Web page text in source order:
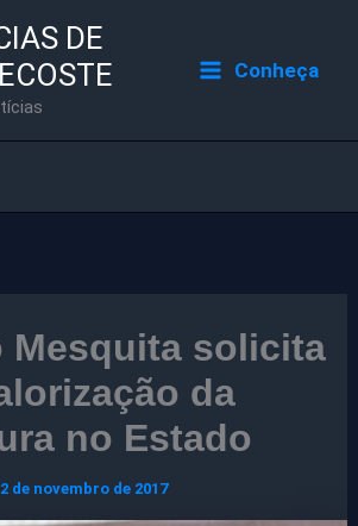
DE
Conheça
Mesquita solicita
da
no Estado
2 de novembro de 2017